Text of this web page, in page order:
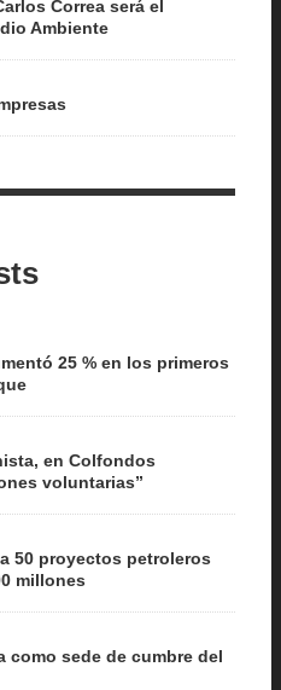
Correa será el
Ambiente
25 % en los primeros
en Colfondos
voluntarias”
50 proyectos petroleros
millones
como sede de cumbre del